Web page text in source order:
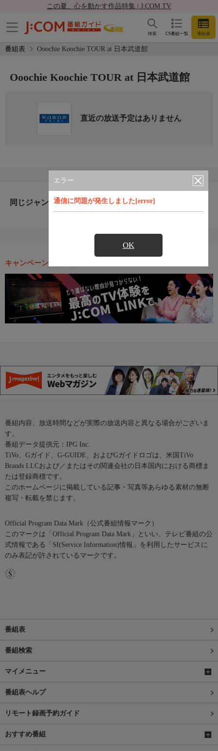
この夏、心を動かす作品特集 | J:COM TV
CS番組一覧 番組表
検索
番組表 Ooochie Koochie TOUR at 日本武道館
エラー
通信に問題が発生しました[error]
OK
Ooochie Koochie TOUR at 日本武道館
直近の放送予定はありません
同じジャンルのおすすめ番組
キャンペーン・お得な情報
番組内容、放送時間などが実際の放送内容と異なる場合がございま
す。
番組データ提供元：IPG Inc.
TiVo、Gガイド、G-GUIDE、およびGガイドロゴは、米国TiVo
Brands LLCおよび／またはその関連会社の日本国内における商標ま
たは登録商標です。
このホームページに掲載している記事・写真等あらゆる素材の無断
複写・転載を禁じます。
Official Program Data Mark（公式番組情報マーク）
このマークは「Official Program Data Mark」といい、テレビ番組の公
式情報である「SI(Service Information)情報」を利用したサービスに
のみ表記が許されているマークです。
番組表
番組検索
マイメニュー
番組表ヘルプ
リモート録画予約ガイド
おすすめ番組